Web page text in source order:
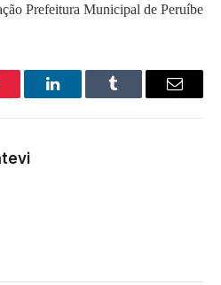
Prefeitura Municipal de Peruíbe
LinkedInTumblr Email